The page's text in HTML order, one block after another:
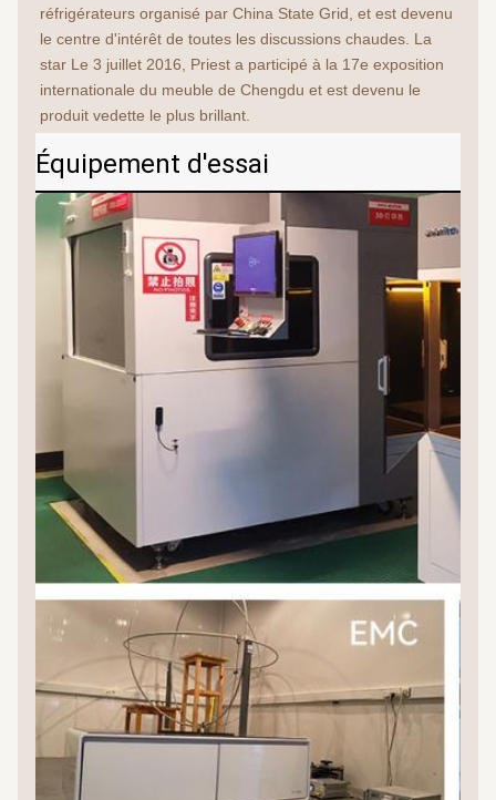
réfrigérateurs organisé par China State Grid, et est devenu
le centre d'intérêt de toutes les discussions chaudes. La
star Le 3 juillet 2016, Priest a participé à la 17e exposition
internationale du meuble de Chengdu et est devenu le
produit vedette le plus brillant.
Équipement d'essai